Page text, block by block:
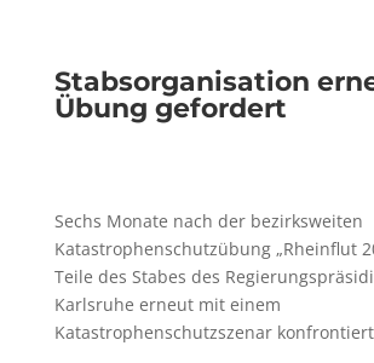
Stabsorganisation
Übung gefordert
Sechs Monate nach der bezirksweiten
Katastrophenschutzübung „Rheinflut
Teile des Stabes des
Karlsruhe erneut mit einem
Katastrophenschutzszenar